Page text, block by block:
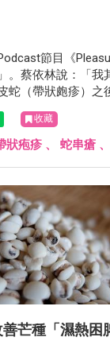
節目《
。蔡依林說：「我
蛇（帶狀皰疹）之
天熬夜，而從那時
」
收藏
狀疱疹 、 蛇串瘡 、
芒種「濕熱困